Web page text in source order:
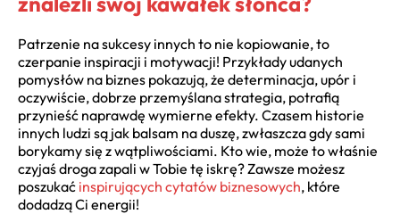
Patrzenie na sukcesy innych to nie kopiowanie, to
czerpanie inspiracji i motywacji! Przykłady udanych
pomysłów na biznes pokazują, że determinacja, upór i
oczywiście, dobrze przemyślana strategia, potrafią
przynieść naprawdę wymierne efekty. Czasem historie
innych ludzi są jak balsam na duszę, zwłaszcza gdy sami
borykamy się z wątpliwościami. Kto wie, może to właśnie
czyjaś droga zapali w Tobie tę iskrę? Zawsze możesz
poszukać inspirujących cytatów biznesowych, które
dodadzą Ci energii!